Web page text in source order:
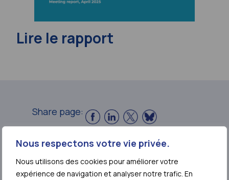
Nous respectons votre vie privée.
Nous utilisons des cookies pour améliorer votre
expérience de navigation et analyser notre trafic. En
Lire le rapport
Share page: